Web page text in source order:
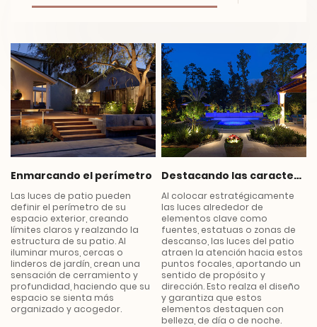
Enmarcando el perímetro
Las luces de patio pueden
definir el perímetro de su
espacio exterior, creando
límites claros y realzando la
estructura de su patio. Al
iluminar muros, cercas o
linderos de jardín, crean una
sensación de cerramiento y
profundidad, haciendo que su
espacio se sienta más
organizado y acogedor.
Destacando las características clave
Al colocar estratégicamente
las luces alrededor de
elementos clave como
fuentes, estatuas o zonas de
descanso, las luces del patio
atraen la atención hacia estos
puntos focales, aportando un
sentido de propósito y
dirección. Esto realza el diseño
y garantiza que estos
elementos destaquen con
belleza, de día o de noche.